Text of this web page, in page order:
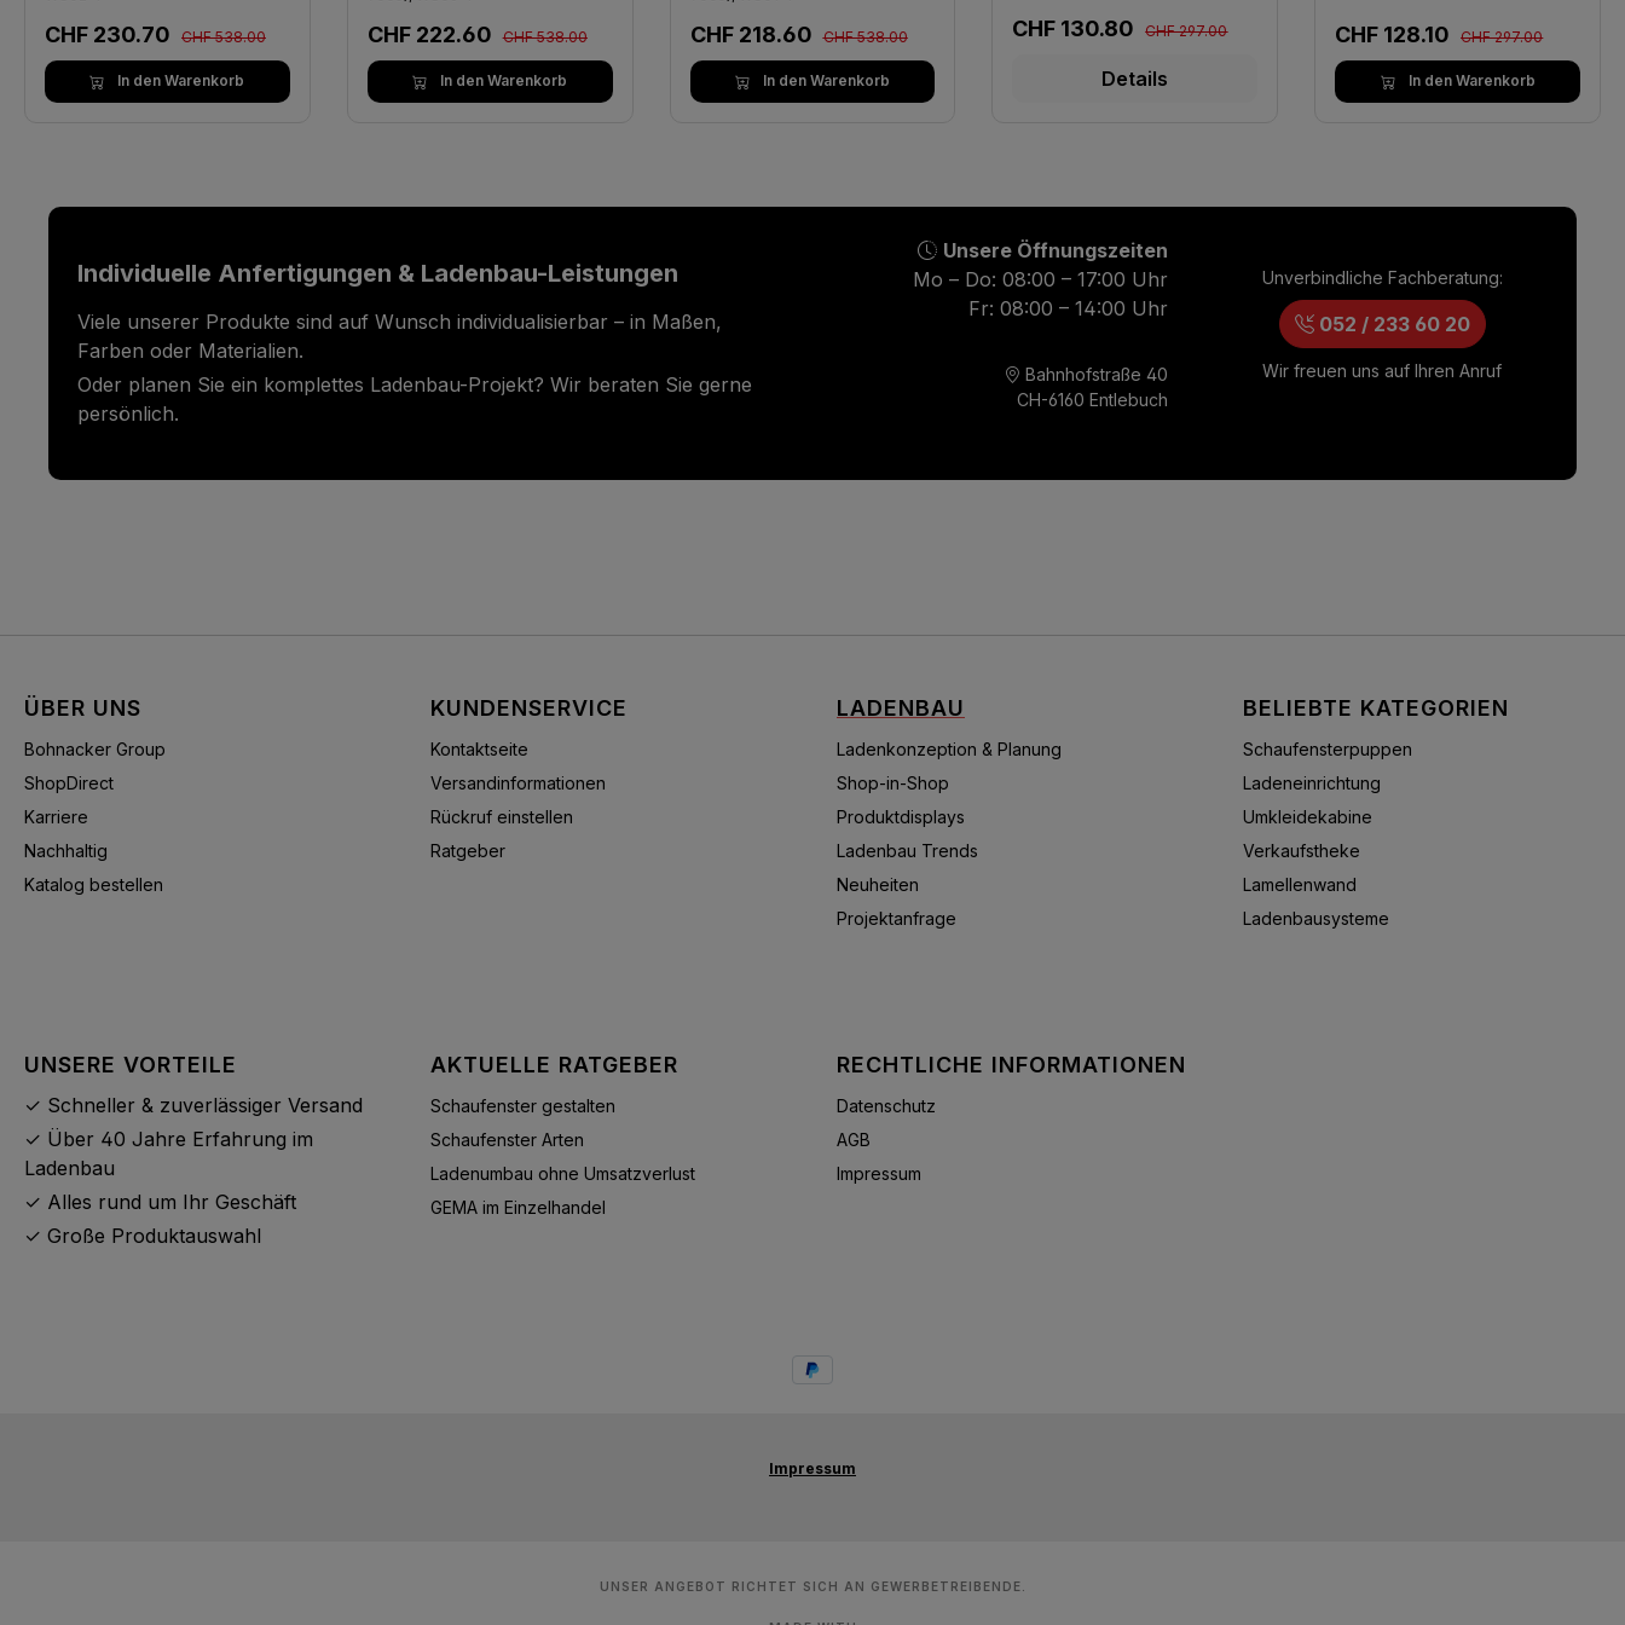
Verkaufspreis:
CHF 230.70 Regulärer Preis:
CHF 538.00
In den Warenkorb
Verkaufspreis:
CHF 222.60 Regulärer Preis:
CHF 538.00
In den Warenkorb
Verkaufspreis:
CHF 218.60 Regulärer Preis:
CHF 538.00
In den Warenkorb
Verkaufspreis:
CHF 130.80 Regulärer Preis:
CHF 297.00
Details
Verkaufspreis:
CHF 128.10 Regulärer Preis:
CHF 297.00
In den Warenkorb
Individuelle Anfertigungen & Ladenbau-Leistungen
Viele unserer Produkte sind auf Wunsch individualisierbar – in Maßen,
Farben oder Materialien.
Oder planen Sie ein komplettes Ladenbau-Projekt? Wir beraten Sie gerne
persönlich.
Unsere Öffnungszeiten
Mo – Do: 08:00 – 17:00 Uhr
Fr: 08:00 – 14:00 Uhr
Bahnhofstraße 40
CH-6160 Entlebuch
Unverbindliche Fachberatung:
052 / 233 60 20
Wir freuen uns auf Ihren Anruf
ÜBER UNS
Bohnacker Group
ShopDirect
Karriere
Nachhaltig
Katalog bestellen
KUNDENSERVICE
Kontaktseite
Versandinformationen
Rückruf einstellen
Ratgeber
LADENBAU
Ladenkonzeption & Planung
Shop-in-Shop
Produktdisplays
Ladenbau Trends
Neuheiten
Projektanfrage
BELIEBTE KATEGORIEN
Schaufensterpuppen
Ladeneinrichtung
Umkleidekabine
Verkaufstheke
Lamellenwand
Ladenbausysteme
UNSERE VORTEILE
✓ Schneller & zuverlässiger Versand
✓ Über 40 Jahre Erfahrung im
Ladenbau
✓ Alles rund um Ihr Geschäft
✓ Große Produktauswahl
AKTUELLE RATGEBER
Schaufenster gestalten
Schaufenster Arten
Ladenumbau ohne Umsatzverlust
GEMA im Einzelhandel
RECHTLICHE INFORMATIONEN
Datenschutz
AGB
Impressum
Impressum
UNSER ANGEBOT RICHTET SICH AN GEWERBETREIBENDE.